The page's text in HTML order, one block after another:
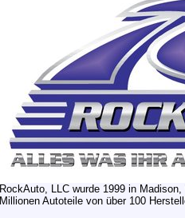
RockAuto, LLC wurde 1999 in
Millionen Autoteile von über 100